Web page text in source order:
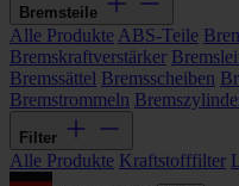
Bremsteile
Alle Produkte ABS-Teile
Bremskraftverstärker
Bremssättel Bremsscheiben
Bremstrommeln
Filter
Alle Produkte Kraftstofffilter